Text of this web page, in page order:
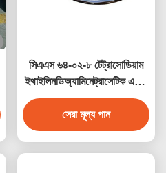
সিএএস ৬৪-০২-৮ টেট্রাসোডিয়াম
ইথাইলিনডিঅ্যামিনেট্রাসেটিক এসিড
EDTA-৪এনএ ট্রিলন বি কেলেটিং
এজেন্ট
সেরা মূল্য পান